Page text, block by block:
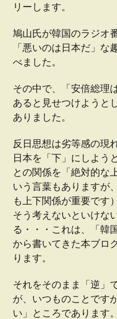
リーします。
鳩山氏が韓国のラジオ
「悪いのは日本だ」な
べました。
その中で、「安倍総理
あると見せつけようと
ありました。
反日思想は劣等感の現
日本を「下」にしよう
との関係を「絶対的な
いう言葉もありますが
も上下関係が重要です
そう考えないといけな
る・・・これは、「韓
から書いてきた本ブロ
ります。
それをそのまま「逆」
が、いつものことです
い」ところであります。